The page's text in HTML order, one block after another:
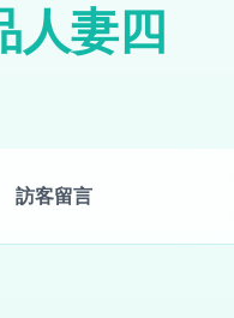
妻四
訪客留言